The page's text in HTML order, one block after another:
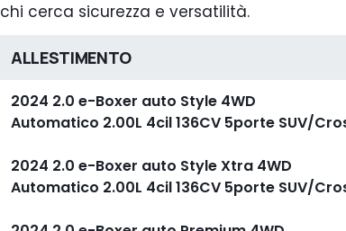
chi cerca sicurezza e versatilità.
ALLESTIMENTO
2024 2.0 e-Boxer auto Style 4WD
Automatico 2.00L 4cil 136CV 5porte SUV/
2024 2.0 e-Boxer auto Style Xtra 4WD
Automatico 2.00L 4cil 136CV 5porte SUV/